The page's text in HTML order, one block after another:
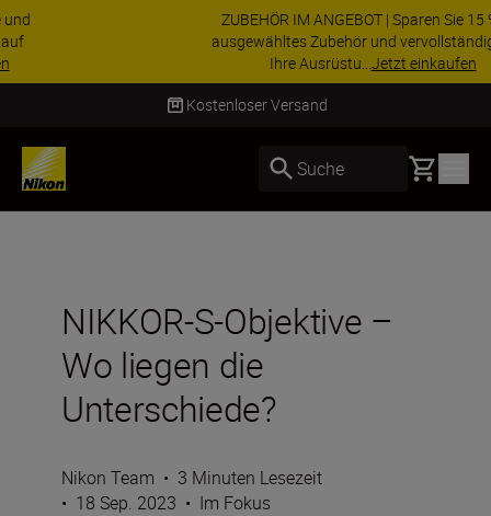
ZUBEHÖR IM ANGEBOT | Sparen Sie 15 % auf
ausgewähltes Zubehör und vervollständigen Sie
Jetzt einkaufen
Lieferung innerhalb von 2–4 Werktagen
Suche Basket
NIKKOR-S-Objektive –
Wo liegen die
Unterschiede?
Nikon Team • 3 Minuten Lesezeit
• 18 Sep. 2023 • Im Fokus